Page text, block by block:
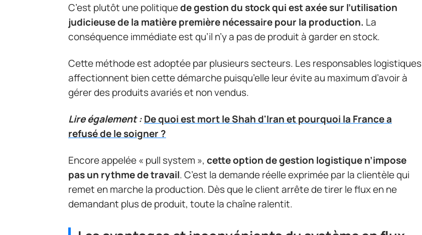
C’est plutôt une politiquede gestion du stock qui est axée sur l’utilisation
judicieuse de la matière première nécessaire pour la production. La
conséquence immédiate est qu’il n’y a pas de produit à garder en stock.
Cette méthode est adoptée par plusieurs secteurs. Les responsables logistiques
affectionnent bien cette démarche puisqu’elle leur évite au maximum d’avoir à
gérer des produits avariés et non vendus.
Lire également :De quoi est mort le Shah d'Iran et pourquoi la France a
refusé de le soigner ?
Encore appelée « pull system », cette option de gestion logistique n’impose
pas un rythme de travail. C’est la demande réelle exprimée par la clientèle qui
remet en marche la production. Dès que le client arrête de tirer le flux en ne
demandant plus de produit, toute la chaîne ralentit.